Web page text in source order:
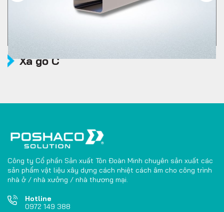
Xà gồ C
Công ty Cổ phần Sản xuất Tôn Đoàn Minh chuyên sản xuất các
sản phẩm vật liệu xây dựng cách nhiệt cách âm cho công trình
nhà ở / nhà xưởng / nhà thương mại.
Hotline
0972 149 388